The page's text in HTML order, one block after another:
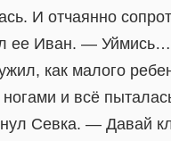
И отчаянно
ее Иван. — Уймись…
как малого
и всё
Севка. — Давай